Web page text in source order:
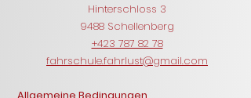
Hinterschloss 3
9488 Schellenberg
+423 787 82 78
fahrschule.fahrlust@gmail.com